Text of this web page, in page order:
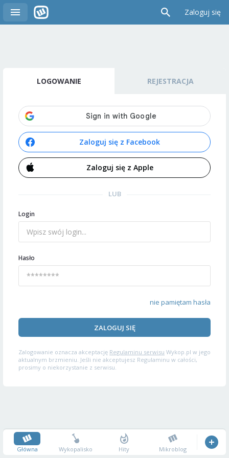
Zaloguj się
LOGOWANIE REJESTRACJA
Zaloguj się z Facebook
Zaloguj się z Apple
LUB
Login
Hasło
nie pamiętam hasła
ZALOGUJ SIĘ
Zalogowanie oznacza akceptację Regulaminu serwisu Wykop.pl w jego
aktualnym brzmieniu. Jeśli nie akceptujesz Regulaminu w całości,
prosimy o niekorzystanie z serwisu.
Główna Wykopalisko Hity Mikroblog